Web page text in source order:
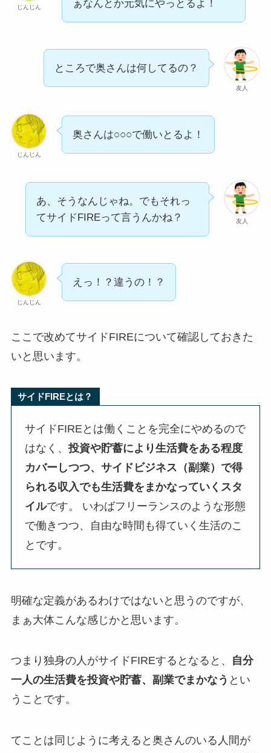
じんじん ぁなんとか元気にやっとるよ！
友人
ところで奥さんは何してるの？
じんじん
奥さんは○○○で働いとるよ！
友人
あ、そうなんじゃね。でもそれっ
てサイドFIREって言うんかね？
じんじん
えっ！？違うの！？
ここで改めてサイドFIREについて確認しておきた
いと思います。
サイドFIREとは？
サイドFIREとは働くことを完全にやめるので
はなく、投資や貯蓄により生活費をある程度
カバーしつつ、サイドビジネス（副業）で得
られる収入でも生活費をまかなっていくスタ
イルです。 いわばフリーランスのような形態
で働きつつ、自由な時間も得ていく生活のこ
とです。
明確な定義があるわけではないと思うのですが、
まぁ大体こんな感じかと思います。
つまり独身の人がサイドFIREするとなると、
自分
一人の生活費を投資や貯蓄、副業でまかなう とい
うことです。
てことは同じように考えると奥さんのいる人間が